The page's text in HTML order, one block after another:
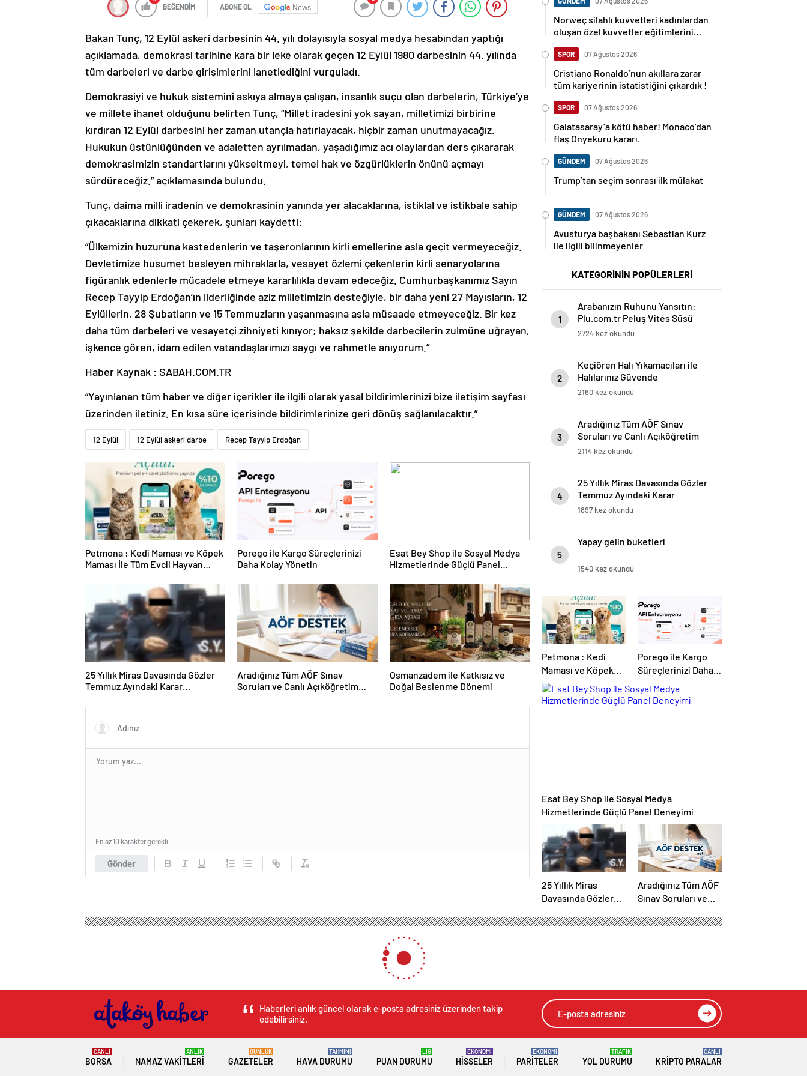
BEĞENDİM ABONE OL News
Bakan Tunç, 12 Eylül askeri darbesinin 44. yılı dolayısıyla sosyal medya hesabından yaptığı
açıklamada, demokrasi tarihine kara bir leke olarak geçen 12 Eylül 1980 darbesinin 44. yılında
tüm darbeleri ve darbe girişimlerini lanetlediğini vurguladı.
Demokrasiyi ve hukuk sistemini askıya almaya çalışan, insanlık suçu olan darbelerin, Türkiye’ye
ve millete ihanet olduğunu belirten Tunç, “Millet iradesini yok sayan, milletimizi birbirine
kırdıran 12 Eylül darbesini her zaman utançla hatırlayacak, hiçbir zaman unutmayacağız.
Hukukun üstünlüğünden ve adaletten ayrılmadan, yaşadığımız acı olaylardan ders çıkararak
demokrasimizin standartlarını yükseltmeyi, temel hak ve özgürlüklerin önünü açmayı
sürdüreceğiz.” açıklamasında bulundu.
Tunç, daima milli iradenin ve demokrasinin yanında yer alacaklarına, istiklal ve istikbale sahip
çıkacaklarına dikkati çekerek, şunları kaydetti:
“Ülkemizin huzuruna kastedenlerin ve taşeronlarının kirli emellerine asla geçit vermeyeceğiz.
Devletimize husumet besleyen mihraklarla, vesayet özlemi çekenlerin kirli senaryolarına
figüranlık edenlerle mücadele etmeye kararlılıkla devam edeceğiz. Cumhurbaşkanımız Sayın
Recep Tayyip Erdoğan’ın liderliğinde aziz milletimizin desteğiyle, bir daha yeni 27 Mayısların, 12
Eylüllerin, 28 Şubatların ve 15 Temmuzların yaşanmasına asla müsaade etmeyeceğiz. Bir kez
daha tüm darbeleri ve vesayetçi zihniyeti kınıyor; haksız şekilde darbecilerin zulmüne uğrayan,
işkence gören, idam edilen vatandaşlarımızı saygı ve rahmetle anıyorum.”
Haber Kaynak : SABAH.COM.TR
“Yayınlanan tüm haber ve diğer içerikler ile ilgili olarak yasal bildirimlerinizi bize iletişim sayfası
üzerinden iletiniz. En kısa süre içerisinde bildirimlerinize geri dönüş sağlanılacaktır.”
12 Eylül 12 Eylül askeri darbe Recep Tayyip Erdoğan
Petmona : Kedi Maması ve Köpek
Maması İle Tüm Evcil Hayvan
Porego ile Kargo Süreçlerinizi
Daha Kolay Yönetin
Esat Bey Shop ile Sosyal Medya
Hizmetlerinde Güçlü Panel
25 Yıllık Miras Davasında Gözler
Temmuz Ayındaki Karar
Aradığınız Tüm AÖF Sınav
Soruları ve Canlı Açıköğretim
Osmanzadem ile Katkısız ve
Doğal Beslenme Dönemi
Gönder
En az 10 karakter gerekli
Norweç silahlı kuvvetleri kadınlardan
oluşan özel kuvvetler eğitimlerini
SPOR 07 Ağustos 2026
Cristiano Ronaldo’nun akıllara zarar
tüm kariyerinin istatistiğini çıkardık !
SPOR 07 Ağustos 2026
Galatasaray’a kötü haber! Monaco’dan
flaş Onyekuru kararı.
GÜNDEM 07 Ağustos 2026
Trump’tan seçim sonrası ilk mülakat
GÜNDEM 07 Ağustos 2026
Avusturya başbakanı Sebastian Kurz
ile ilgili bilinmeyenler
KATEGORİNİN POPÜLERLERİ
1
Arabanızın Ruhunu Yansıtın:
Plu.com.tr Peluş Vites Süsü
Modelleri
2724 kez okundu
2
Keçiören Halı Yıkamacıları ile
Halılarınız Güvende
2160 kez okundu
3
Aradığınız Tüm AÖF Sınav
Soruları ve Canlı Açıköğretim
Forumu Burada
2114 kez okundu
4
25 Yıllık Miras Davasında Gözler
Temmuz Ayındaki Karar
Duruşmasına Çevrildi
1897 kez okundu
5
Yapay gelin buketleri
1540 kez okundu
Petmona : Kedi
Maması ve Köpek
Maması İle Tüm
Evcil Hayvan
Porego ile Kargo
Süreçlerinizi Daha
Kolay Yönetin
Esat Bey Shop ile Sosyal Medya
Hizmetlerinde Güçlü Panel Deneyimi
25 Yıllık Miras
Davasında Gözler
Karar Duruşmasına
Aradığınız Tüm AÖF
Sınav Soruları ve
Forumu Burada
Haberleri anlık güncel olarak e-posta adresiniz üzerinden takip
edebilirsiniz.
BORSA
CANLI
NAMAZ VAKITLERI
ANLIK
GAZETELER
GÜNLÜK
HAVA DURUMU
TAHMİNİ
PUAN DURUMU
LİG
HISSELER
EKONOMİ
PARITELER
EKONOMİ
YOL DURUMU
TRAFİK
KRIPTO PARALAR
CANLI